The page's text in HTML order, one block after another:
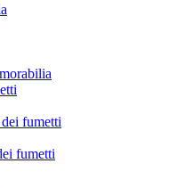
fumetti
fumetti